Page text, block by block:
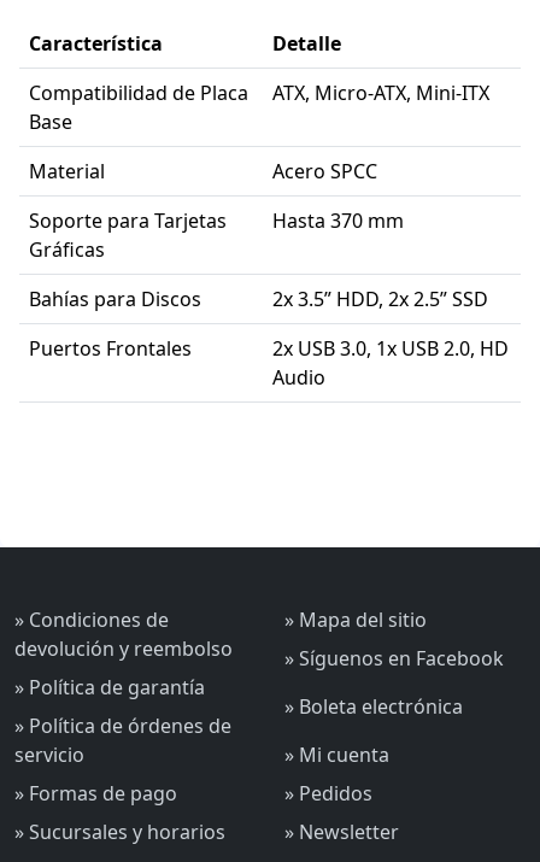
Característica
Detalle
Compatibilidad de Placa
Base
ATX, Micro-ATX, Mini-ITX
Material
Acero SPCC
Soporte para Tarjetas
Gráficas
Hasta 370 mm
Bahías para Discos
2x 3.5” HDD, 2x 2.5” SSD
Puertos Frontales
2x USB 3.0, 1x USB 2.0, HD
Audio
» Condiciones de
devolución y reembolso
» Política de garantía
» Política de órdenes de
servicio
» Formas de pago
» Sucursales y horarios
» Mapa del sitio
» Síguenos en Facebook
» Boleta electrónica
» Mi cuenta
» Pedidos
» Newsletter